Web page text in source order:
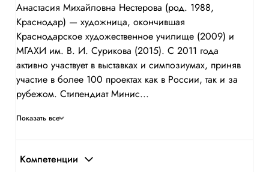
Анастасия Михайловна Нестерова (род. 1988,
Краснодар) — художница, окончившая
Краснодарское художественное училище (2009) и
МГАХИ им. В. И. Сурикова (2015). С 2011 года
активно участвует в выставках и симпозиумах, приняв
участие в более 100 проектах как в России, так и за
рубежом. Стипендиат Минис...
Показать все
Компетенции